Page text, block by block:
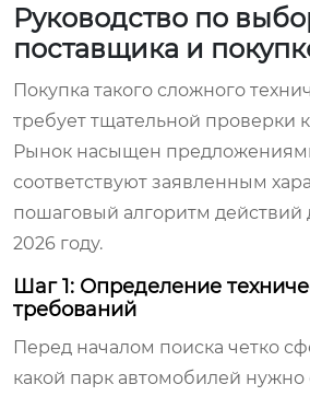
Руководство по
поставщика и
Покупка такого сложного
требует тщательной проверки
Рынок насыщен
соответствуют заявленным
пошаговый алгоритм действий
2026 году.
Шаг 1: Определение
требований
Перед началом поиска четко
какой парк автомобилей нужно